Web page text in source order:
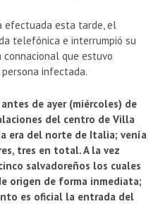
efectuada esta tarde, el
telefónica e interrumpió su
connacional que estuvo
infectada.
de ayer (miércoles) de
del centro de Villa
era del norte de Italia; venía
tres en total. A la vez
salvadoreños los cuales
origen de forma inmediata;
es oficial la entrada del